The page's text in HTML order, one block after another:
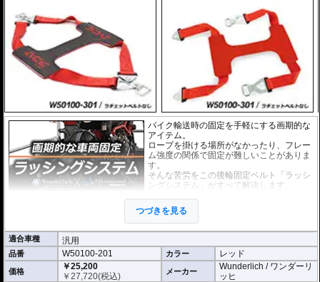
バイク輸送時の固定を手軽にする画期的な
アイテム。
ロープを掛ける場所がなかったり、フレー
ム強度の関係で固定が難しいことがありま
す。
そんな苦労をこの後輪固定ベルト「ラッシ
ングシステム」がすべて解決します。
しなやかで頑丈なテンションベルトを後輪
にかぶせ、接続されているのラチェットベ
ルトで 確実に車体のリア側を固定できま
す。テンションベルト裏側には特殊な滑り止め加工が施されています。
ぜひ動画でその手軽さをご確認ください。
張力容量 : 500 daN (約510kgf)
ベルト長 : 65cm
つづきを見る
適合車種 汎用
品番 W50100-201 カラー レッド
価格
￥25,200
￥27,720(税込) メーカー
Wunderlich / ワンダーリ
ッヒ